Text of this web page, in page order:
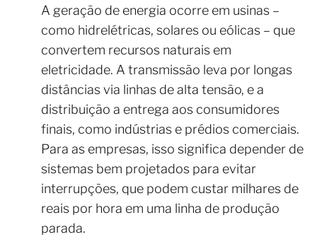
A geração de energia ocorre em usinas –
como hidrelétricas, solares ou eólicas – que
convertem recursos naturais em
eletricidade. A transmissão leva por longas
distâncias via linhas de alta tensão, e a
distribuição a entrega aos consumidores
finais, como indústrias e prédios comerciais.
Para as empresas, isso significa depender de
sistemas bem projetados para evitar
interrupções, que podem custar milhares de
reais por hora em uma linha de produção
parada.